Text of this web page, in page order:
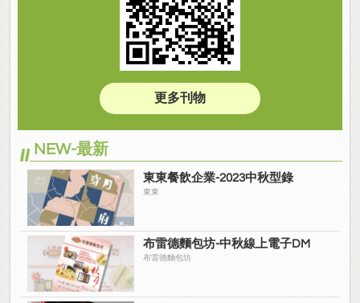
更多刊物
NEW-最新
東東餐飲企業-2023中秋型錄
東東
布雷德麵包坊-中秋線上電子DM
布雷德麵包坊